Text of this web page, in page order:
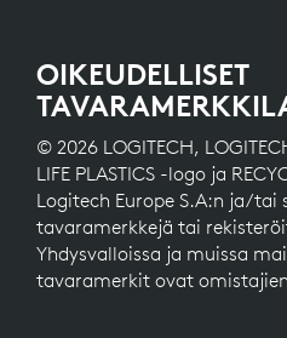
OIKEUDELLISET
© 2026 LOGITECH,
LIFE PLASTICS -logo ja
Logitech Europe S.A:n ja/
tavaramerkkejä tai
Yhdysvalloissa ja muissa
tavaramerkit ovat